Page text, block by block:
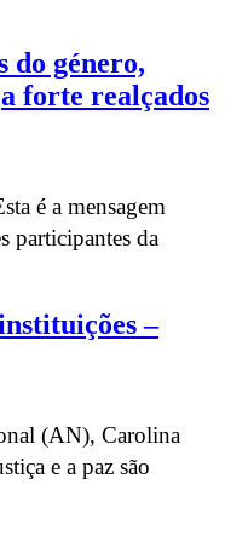
do género,
forte realçados
é a mensagem
participantes da
–
(AN), Carolina
e a paz são